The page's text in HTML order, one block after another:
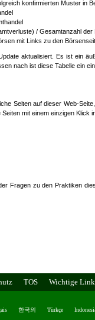
konfirmierten Muster in
/ Gesamtanzahl der
mit Links zu den
aktualisiert. Es ist ein
nach ist diese Tabelle ein
Seiten auf dieser Web-
mit einem einzigen Klick
Fragen zu den Praktiken
TOS Wichtige
한국의 Türkçe